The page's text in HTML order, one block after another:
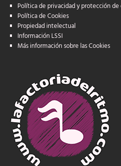
Política de privacidad y protección de
Política de Cookies
Propiedad intelectual
Información LSSI
Más información sobre las Cookies